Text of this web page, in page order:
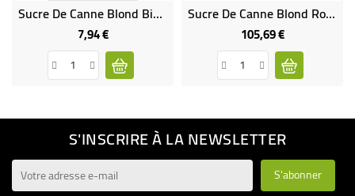
Sucre De Canne Blond Bio & Équitable
7,94 €Prix
Sucre De Canne Blond Roux En Poudre Du Paraguay Bio & ÉquitableVRAC RHD 25 Kg
105,69 €Prix
S'INSCRIRE À LA NEWSLETTER